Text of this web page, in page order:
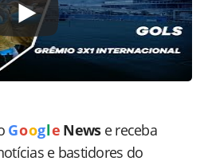
Goog le News e receba
e bastidores do